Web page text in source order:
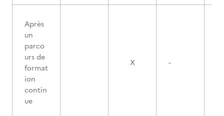
Après
un
parco
urs de
format
ion
contin
ue
X -